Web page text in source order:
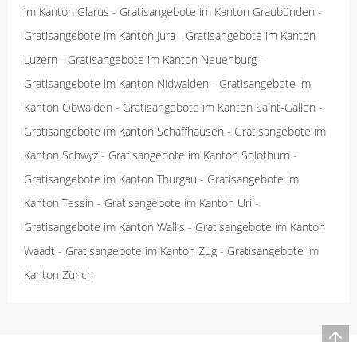
im Kanton Glarus - Gratisangebote im Kanton Graubünden -
Gratisangebote im Kanton Jura - Gratisangebote im Kanton
Luzern - Gratisangebote im Kanton Neuenburg -
Gratisangebote im Kanton Nidwalden - Gratisangebote im
Kanton Obwalden - Gratisangebote im Kanton Saint-Gallen -
Gratisangebote im Kanton Schaffhausen - Gratisangebote im
Kanton Schwyz - Gratisangebote im Kanton Solothurn -
Gratisangebote im Kanton Thurgau - Gratisangebote im
Kanton Tessin - Gratisangebote im Kanton Uri -
Gratisangebote im Kanton Wallis - Gratisangebote im Kanton
Waadt - Gratisangebote im Kanton Zug - Gratisangebote im
Kanton Zürich